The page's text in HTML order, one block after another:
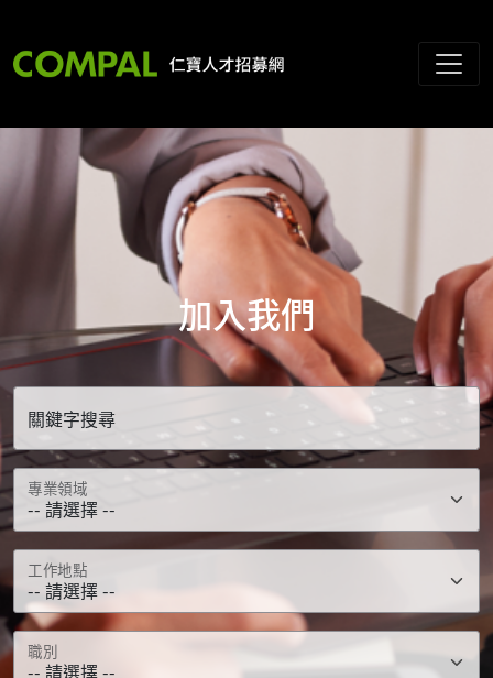
加入我們
關鍵字搜尋
專業領域
工作地點
職別